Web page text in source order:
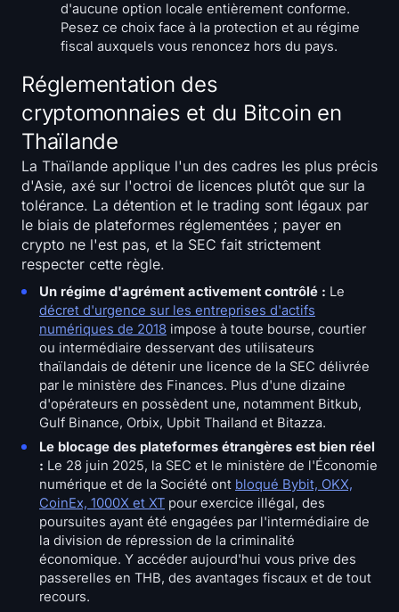
d'aucune option locale entièrement conforme.
Pesez ce choix face à la protection et au régime
fiscal auxquels vous renoncez hors du pays.
Réglementation des
cryptomonnaies et du Bitcoin en
Thaïlande
La Thaïlande applique l'un des cadres les plus précis
d'Asie, axé sur l'octroi de licences plutôt que sur la
tolérance. La détention et le trading sont légaux par
le biais de plateformes réglementées ; payer en
crypto ne l'est pas, et la SEC fait strictement
respecter cette règle.
Un régime d'agrément activement contrôlé : Le
décret d'urgence sur les entreprises d'actifs
numériques de 2018 impose à toute bourse, courtier
ou intermédiaire desservant des utilisateurs
thaïlandais de détenir une licence de la SEC délivrée
par le ministère des Finances. Plus d'une dizaine
d'opérateurs en possèdent une, notamment Bitkub,
Gulf Binance, Orbix, Upbit Thailand et Bitazza.
Le blocage des plateformes étrangères est bien réel
: Le 28 juin 2025, la SEC et le ministère de l'Économie
numérique et de la Société ont bloqué Bybit, OKX,
CoinEx, 1000X et XT pour exercice illégal, des
poursuites ayant été engagées par l'intermédiaire de
la division de répression de la criminalité
économique. Y accéder aujourd'hui vous prive des
passerelles en THB, des avantages fiscaux et de tout
recours.